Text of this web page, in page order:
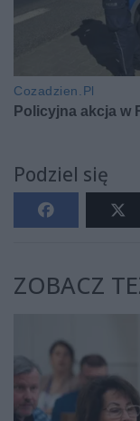
Podziel się
ZOBACZ